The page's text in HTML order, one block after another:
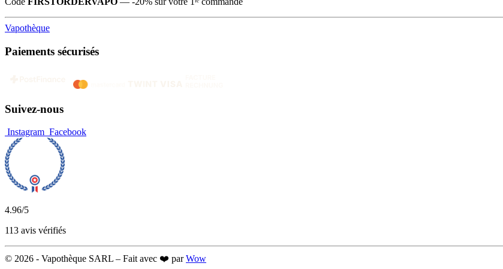
Vapothèque
Paiements sécurisés
Suivez-nous
Instagram Facebook
4.96/5
113 avis vérifiés
© 2026 - Vapothèque SARL – Fait avec ❤️ parWow